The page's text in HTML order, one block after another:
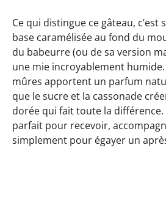
Ce qui distingue ce gâteau, c’est
base caramélisée au fond du
du babeurre (ou de sa version
une mie incroyablement
mûres apportent un parfum
que le sucre et la cassonade
dorée qui fait toute la différence.
parfait pour recevoir,
simplement pour égayer un